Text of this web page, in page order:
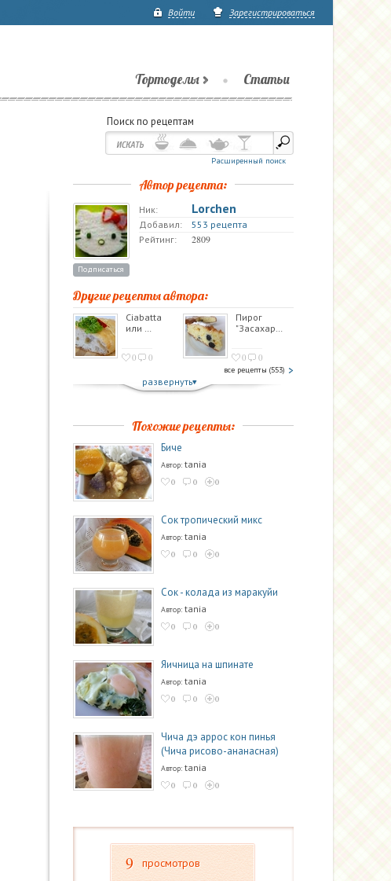
Войти Зарегистрироваться
Тортоделы Статьи
Поиск по рецептам
Расширенный поиск
Автор рецепта:
Подписаться
Ник: Lorchen
Добавил:
553 рецепта
Рейтинг:
2809
Другие рецепты автора:
Ciabatta
или …
0 0
Пирог
"Засахар…
0 0
все рецепты (553)
развернуть
Похожие рецепты:
Биче
Автор: tania
0 0 0
Сок тропический микс
Автор: tania
0 0 0
Сок - колада из маракуйи
Автор: tania
0 0 0
Яичница на шпинате
Автор: tania
0 0 0
Чича дэ аррос кон пинья
(Чича рисово-ананасная)
Автор: tania
0 0 0
9 просмотров